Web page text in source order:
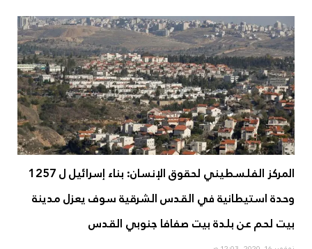
المركز الفلسطيني لحقوق الإنسان: بناء إسرائيل ل 1257
وحدة استيطانية في القدس الشرقية سوف يعزل مدينة
بيت لحم عن بلدة بيت صفافا جنوبي القدس